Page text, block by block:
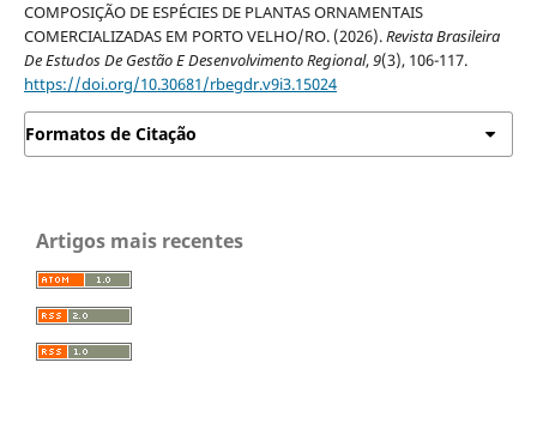
COMPOSIÇÃO DE ESPÉCIES DE PLANTAS ORNAMENTAIS
COMERCIALIZADAS EM PORTO VELHO/RO. (2026).Revista Brasileira
De Estudos De Gestão E Desenvolvimento Regional,9(3), 106-117.
https://doi.org/10.30681/rbegdr.v9i3.15024
Formatos de Citação
Artigos mais recentes